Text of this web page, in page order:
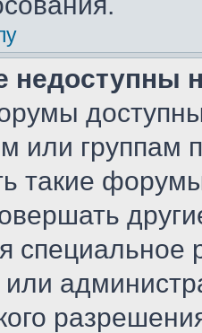
недоступны
или группам
такие